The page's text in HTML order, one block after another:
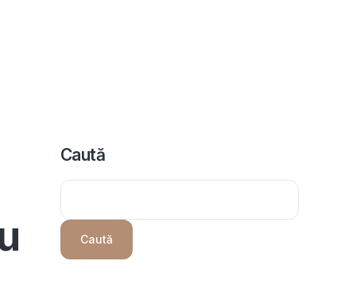
Caută
Caută